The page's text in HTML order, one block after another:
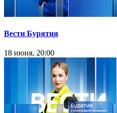
Вести Бурятия
18 июня, 20:00